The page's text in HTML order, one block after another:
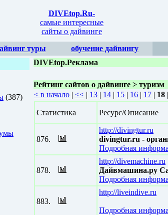
DIVEtop.Ru-
самые интересные
сайты о дайвинге
туры обучение дайвингу
(387)
DIVEtop.Реклама
Рейтинг сайтов о дайвинге > туризм
< в начало | << | 13 | 14 | 15 | 16 | 17 | 18 |
Статистика Ресурс/Описание
876.
http://divingtur.ru
divingtur.ru -
Подробная
878.
http://divemachine.ru
Дайвмашина.ру
Подробная
883.
http://liveindive.ru
Подробная